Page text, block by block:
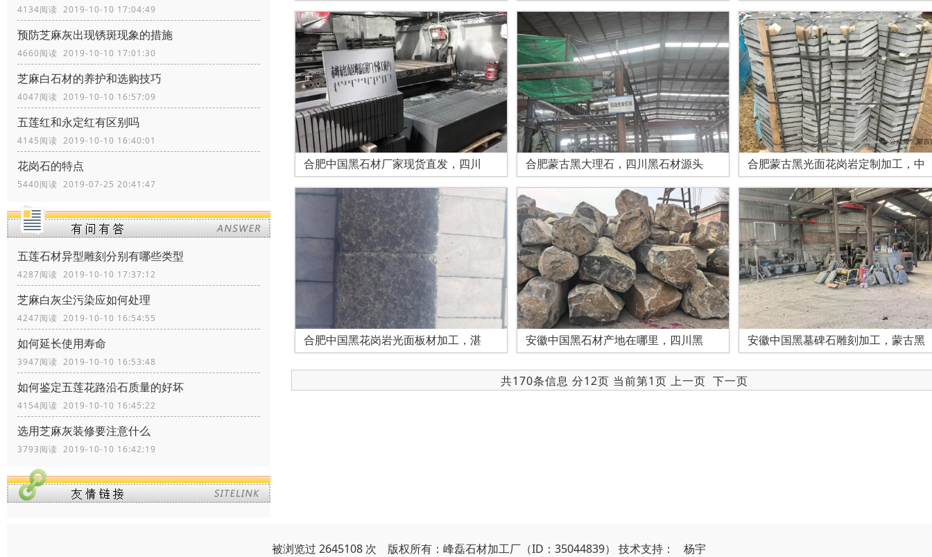
4134阅读 2019-10-10 17:04:49
预防芝麻灰出现锈斑现象的措施
4660阅读 2019-10-10 17:01:30
芝麻白石材的养护和选购技巧
4047阅读 2019-10-10 16:57:09
五莲红和永定红有区别吗
4145阅读 2019-10-10 16:40:01
花岗石的特点
5440阅读 2019-07-25 20:41:47
五莲石材异型雕刻分别有哪些类型
4287阅读 2019-10-10 17:37:12
芝麻白灰尘污染应如何处理
4247阅读 2019-10-10 16:54:55
如何延长使用寿命
3947阅读 2019-10-10 16:53:48
如何鉴定五莲花路沿石质量的好坏
4154阅读 2019-10-10 16:45:22
选用芝麻灰装修要注意什么
3793阅读 2019-10-10 16:42:19
合肥中国黑石材厂家现货直发，四川 合肥蒙古黑大理石，四川黑石材源头 合肥蒙古黑光面花岗岩定制加工，中
合肥中国黑花岗岩光面板材加工，湛 安徽中国黑石材产地在哪里，四川黑 安徽中国黑墓碑石雕刻加工，蒙古黑
共170条信息 分12页 当前第1页 上一页 下一页
被浏览过 2645108 次 版权所有：峰磊石材加工厂（ID：35044839） 技术支持 ： 杨宇